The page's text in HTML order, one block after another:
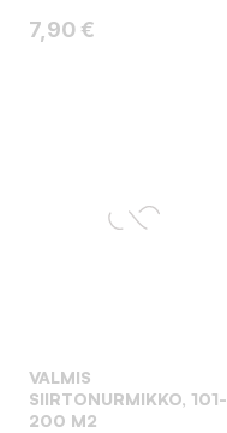
Hinta
7,90 €
VALMIS
SIIRTONURMIKKO, 101-
200 M2